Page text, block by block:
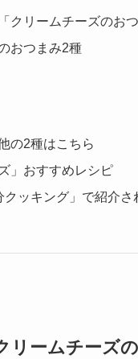
クリームチーズのお
おつまみ2種
の2種はこちら
」おすすめレシピ
クッキング」で紹介
リームチーズ